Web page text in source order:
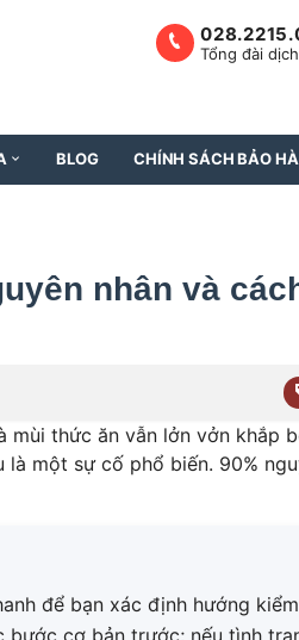
Tổng đài
BLOG CHÍNH SÁCH BẢO
nhân và
mùi thức ăn vẫn lởn vởn khắp
một sự cố phổ biến. 90%
để bạn xác định hướng